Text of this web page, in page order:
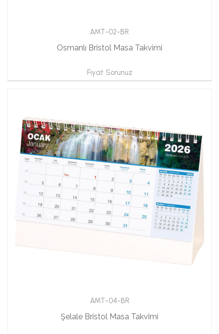
AMT-02-BR
Osmanlı Bristol Masa Takvimi
Fiyat Sorunuz
AMT-04-BR
Şelale Bristol Masa Takvimi